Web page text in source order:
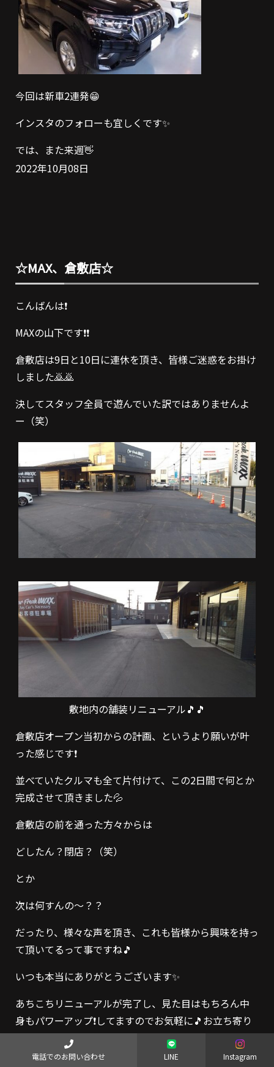
今回は新車2連発😁
インスタのフォローも宜しくです✨
では、また来週👋
2022年10月08日
☆MAX、倉敷店☆
こんばんは❗
MAXの山下です❗❗
倉敷店は9日と10日に連休を頂き、皆様ご迷惑をお掛け
しました🙇🙇
決してスタッフ全員で遊んでいた訳ではありませんよ
ー（笑）
敷地内の舗装リニューアル🎵🎵
倉敷店オープン当初からの計画、というより願いが叶
った感じです❗
並べていたクルマも全て片付けて、この2日間で何とか
完成させて頂きました💦
倉敷店の前を通った方々からは
どしたん？閉店？（笑）
とか
次は何すんの～？？
だったり、様々な声を頂き、これも皆様から興味を持っ
て頂いてるって事ですね🎵
いつも本当にありがとうございます✨
あちこちリニューアルが完了し、見た目はもちろん中
身もパワーアップ❗してますのでお気軽に🎵お立ち寄り
くださいね✨
電話でのお問い合わせ LINE Instagram